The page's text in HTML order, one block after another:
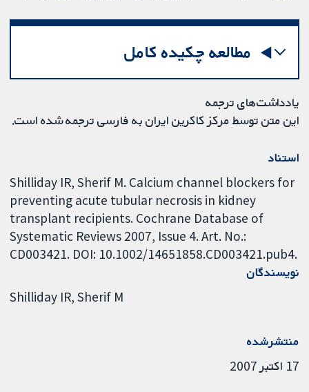
مطالعه چکیده کامل
یادداشت‌های ترجمه
این متن توسط مرکز کاکرین ایران به فارسی ترجمه شده است.
استناد
Shilliday IR, Sherif M. Calcium channel blockers for
preventing acute tubular necrosis in kidney
transplant recipients. Cochrane Database of
Systematic Reviews 2007, Issue 4. Art. No.:
CD003421. DOI: 10.1002/14651858.CD003421.pub4.
نویسندگان
Shilliday IR Sherif M
منتشرشده
17 اکتبر 2007